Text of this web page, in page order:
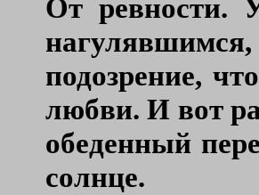
От ревности.
подозрение,
любви. И вот
обеденный
солнце.